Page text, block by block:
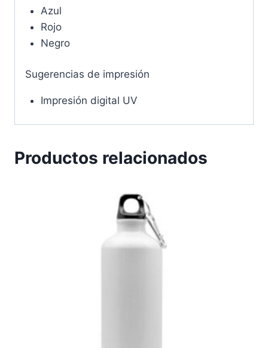
Azul
Rojo
Negro
Sugerencias de impresión
Impresión digital UV
Productos relacionados